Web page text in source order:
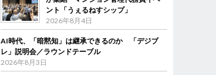
ント「うぇるねすシップ」
2026年8月4日
AI時代、「暗黙知」は継承できるのか 「デジブ
レ」説明会／ラウンドテーブル
2026年8月3日